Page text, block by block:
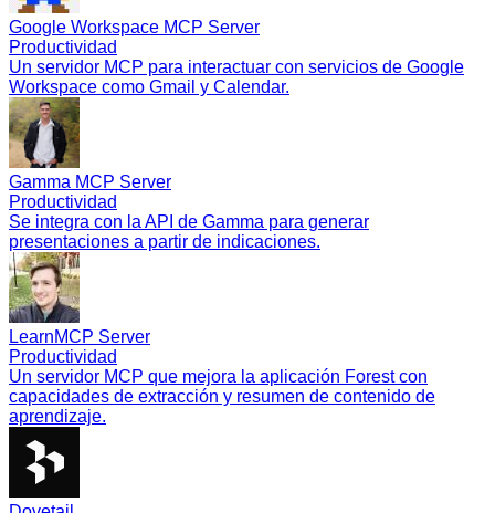
Google Workspace MCP Server
Productividad
Un servidor MCP para interactuar con servicios de Google
Workspace como Gmail y Calendar.
Gamma MCP Server
Productividad
Se integra con la API de Gamma para generar
presentaciones a partir de indicaciones.
LearnMCP Server
Productividad
Un servidor MCP que mejora la aplicación Forest con
capacidades de extracción y resumen de contenido de
aprendizaje.